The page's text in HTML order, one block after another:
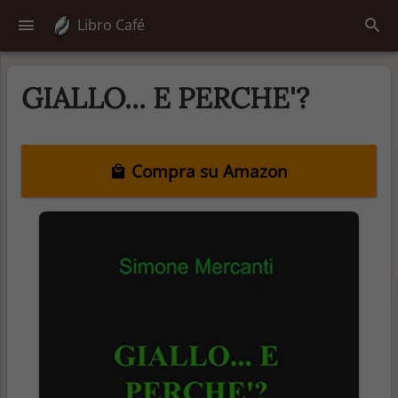
Libro Café
GIALLO... E PERCHE'?
Compra su Amazon